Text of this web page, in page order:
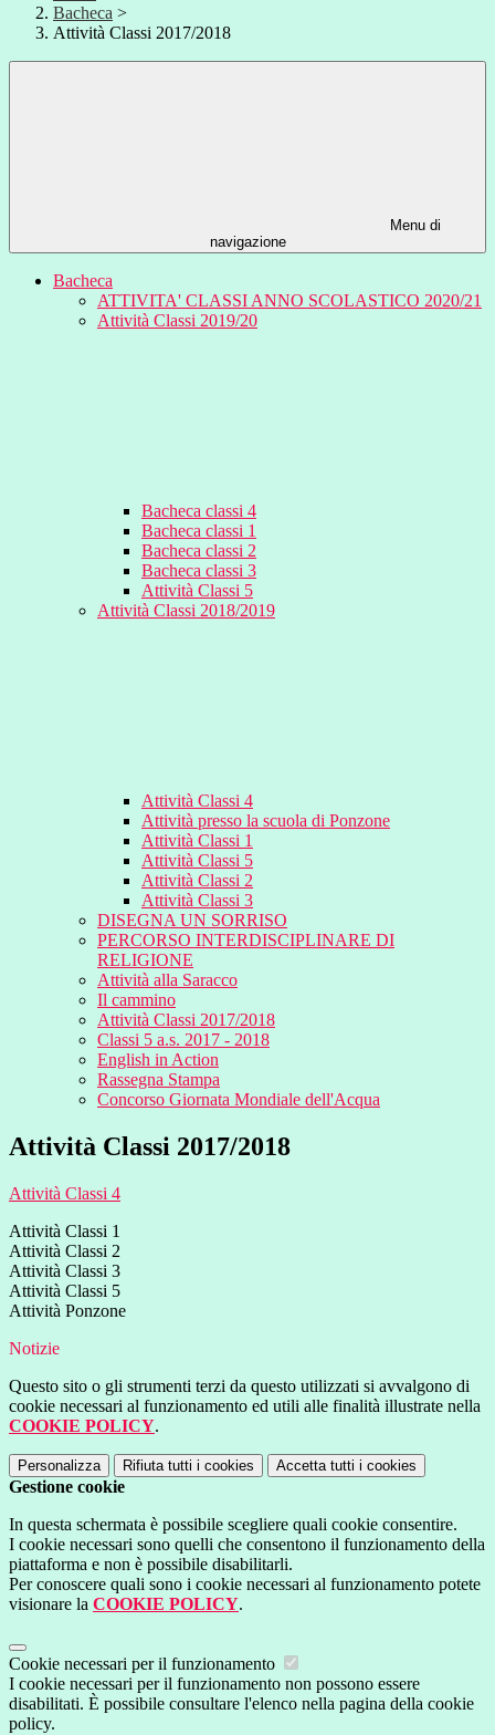
Bacheca >
Attività Classi 2017/2018
Menu di
navigazione
Bacheca
ATTIVITA' CLASSI ANNO SCOLASTICO 2020/21
Attività Classi 2019/20
Bacheca classi 4
Bacheca classi 1
Bacheca classi 2
Bacheca classi 3
Attività Classi 5
Attività Classi 2018/2019
Attività Classi 4
Attività presso la scuola di Ponzone
Attività Classi 1
Attività Classi 5
Attività Classi 2
Attività Classi 3
DISEGNA UN SORRISO
PERCORSO INTERDISCIPLINARE DI
RELIGIONE
Attività alla Saracco
Il cammino
Attività Classi 2017/2018
Classi 5 a.s. 2017 - 2018
English in Action
Rassegna Stampa
Concorso Giornata Mondiale dell'Acqua
Attività Classi 2017/2018
Attività Classi 4
Attività Classi 1
Attività Classi 2
Attività Classi 3
Attività Classi 5
Attività Ponzone
Notizie
Questo sito o gli strumenti terzi da questo utilizzati si avvalgono di
cookie necessari al funzionamento ed utili alle finalità illustrate nella
COOKIE POLICY.
Personalizza Rifiuta tutti i cookies Accetta tutti i cookies
Gestione cookie
In questa schermata è possibile scegliere quali cookie consentire.
I cookie necessari sono quelli che consentono il funzionamento della
piattaforma e non è possibile disabilitarli.
Per conoscere quali sono i cookie necessari al funzionamento potete
visionare la COOKIE POLICY.
Cookie necessari per il funzionamento
I cookie necessari per il funzionamento non possono essere
disabilitati. È possibile consultare l'elenco nella pagina della cookie
policy.